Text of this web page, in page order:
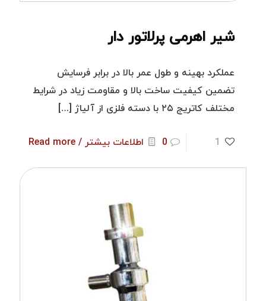
شیر اهرمی پرلاتور دار
عملکرد بهینه و طول عمر بالا در برابر فرسایش
تضمین کیفیت ساخت بالا و مقاومت زیاد در شرایط
مختلف کاتریج ۲۵ با دسته فلزی از آلیاژ
[…]
1
0 اطلاعات بیشتر / Read more